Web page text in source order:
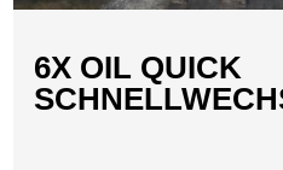
6X OIL QUICK